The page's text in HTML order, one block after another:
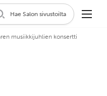
Hae Salon sivustoilta
musiikkijuhlien konsertti